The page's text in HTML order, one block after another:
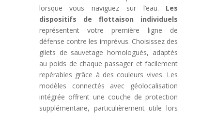
lorsque vous naviguez sur l’eau. Les
dispositifs de flottaison individuels
représentent votre première ligne de
défense contre les imprévus. Choisissez des
gilets de sauvetage homologués, adaptés
au poids de chaque passager et facilement
repérables grâce à des couleurs vives. Les
modèles connectés avec géolocalisation
intégrée offrent une couche de protection
supplémentaire, particulièrement utile lors